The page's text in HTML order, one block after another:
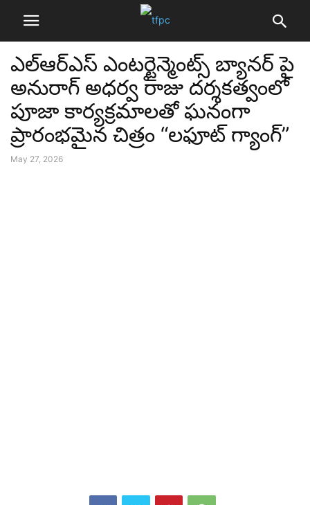
ఎల్ఆర్ఎస్ ఎంటర్టైన్మెంట్స్ బ్యానర్ పై
అనురాగ్ అధర్వ రాజు దర్శకత్వంలో
పూజా కార్యక్రమాలతో ఘనంగా
ప్రారంభమైన చిత్రం “లఫూట్ గ్యాంగ్”
May 27, 2026